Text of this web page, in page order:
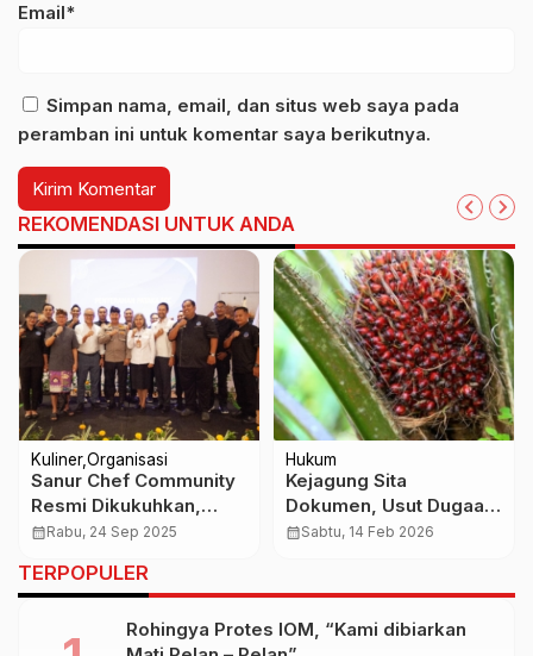
Email*
Simpan nama, email, dan situs web saya pada
peramban ini untuk komentar saya berikutnya.
REKOMENDASI UNTUK ANDA
Kuliner Organisasi
Sanur Chef Community
Resmi Dikukuhkan,
Dorong Inovasi Kuliner
Berkelanjutan
calendar_monthRabu, 24 Sep 2025
Hukum
Kejagung Sita
Dokumen, Usut Dugaan
Korupsi Tata Kelola
calendar_monthSabtu, 14 Feb 2026
TERPOPULER
Rohingya Protes IOM, “Kami dibiarkan